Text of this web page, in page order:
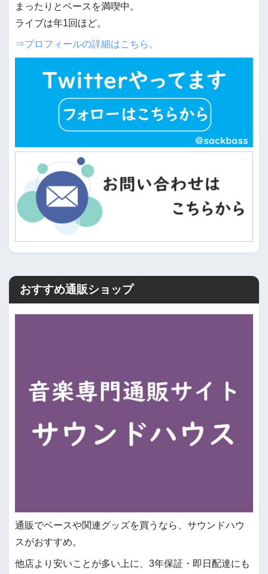
まったりとベースを満喫中。
ライブは年1回ほど。
⇒プロフィールの詳細はこちら。
おすすめ通販ショップ
通販でベースや関連グッズを買うなら、サウンドハウ
スがおすすめ。
他店より安いことが多い上に、3年保証・即日配達にも